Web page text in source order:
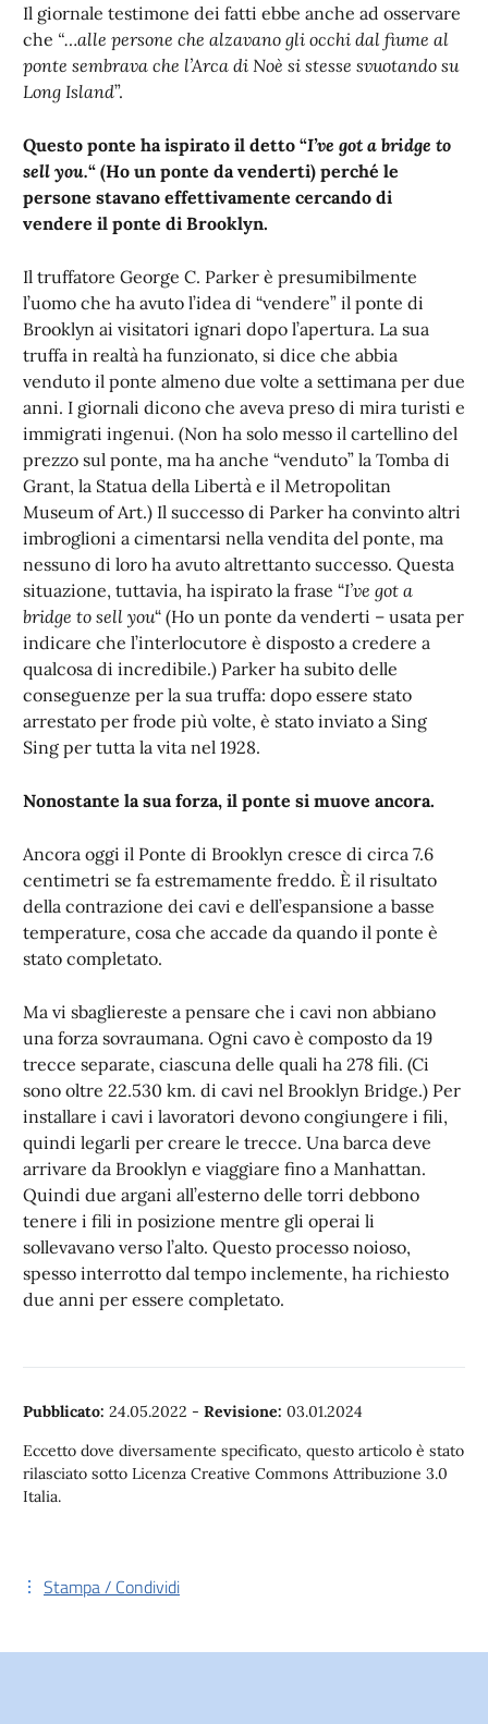
Il giornale testimone dei fatti ebbe anche ad osservare
che “…alle persone che alzavano gli occhi dal fiume al
ponte sembrava che l’Arca di Noè si stesse svuotando su
Long Island”.
Questo ponte ha ispirato il detto “I’ve got a bridge to
sell you.“ (Ho un ponte da venderti) perché le
persone stavano effettivamente cercando di
vendere il ponte di Brooklyn.
Il truffatore George C. Parker è presumibilmente
l’uomo che ha avuto l’idea di “vendere” il ponte di
Brooklyn ai visitatori ignari dopo l’apertura. La sua
truffa in realtà ha funzionato, si dice che abbia
venduto il ponte almeno due volte a settimana per due
anni. I giornali dicono che aveva preso di mira turisti e
immigrati ingenui. (Non ha solo messo il cartellino del
prezzo sul ponte, ma ha anche “venduto” la Tomba di
Grant, la Statua della Libertà e il Metropolitan
Museum of Art.) Il successo di Parker ha convinto altri
imbroglioni a cimentarsi nella vendita del ponte, ma
nessuno di loro ha avuto altrettanto successo. Questa
situazione, tuttavia, ha ispirato la frase “I’ve got a
bridge to sell you“ (Ho un ponte da venderti – usata per
indicare che l’interlocutore è disposto a credere a
qualcosa di incredibile.) Parker ha subito delle
conseguenze per la sua truffa: dopo essere stato
arrestato per frode più volte, è stato inviato a Sing
Sing per tutta la vita nel 1928.
Nonostante la sua forza, il ponte si muove ancora.
Ancora oggi il Ponte di Brooklyn cresce di circa 7.6
centimetri se fa estremamente freddo. È il risultato
della contrazione dei cavi e dell’espansione a basse
temperature, cosa che accade da quando il ponte è
stato completato.
Ma vi sbagliereste a pensare che i cavi non abbiano
una forza sovraumana. Ogni cavo è composto da 19
trecce separate, ciascuna delle quali ha 278 fili. (Ci
sono oltre 22.530 km. di cavi nel Brooklyn Bridge.) Per
installare i cavi i lavoratori devono congiungere i fili,
quindi legarli per creare le trecce. Una barca deve
arrivare da Brooklyn e viaggiare fino a Manhattan.
Quindi due argani all’esterno delle torri debbono
tenere i fili in posizione mentre gli operai li
sollevavano verso l’alto. Questo processo noioso,
spesso interrotto dal tempo inclemente, ha richiesto
due anni per essere completato.
Pubblicato: 24.05.2022 - Revisione: 03.01.2024
Eccetto dove diversamente specificato, questo articolo è stato
rilasciato sotto Licenza Creative Commons Attribuzione 3.0
Italia.
Stampa / Condividi